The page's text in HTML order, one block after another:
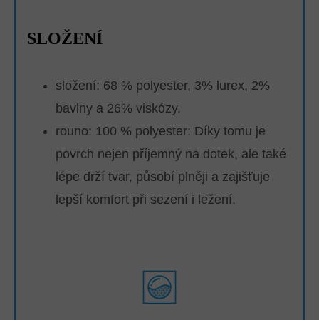
SLOŽENÍ
složení: 68 % polyester, 3% lurex, 2%
bavlny a 26% viskózy.
rouno: 100 % polyester: Díky tomu je
povrch nejen příjemný na dotek, ale také
lépe drží tvar, působí plněji a zajišťuje
lepší komfort při sezení i ležení.